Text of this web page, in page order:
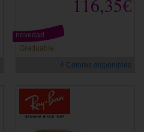
Graduable
novedad
4 Colores disponibles